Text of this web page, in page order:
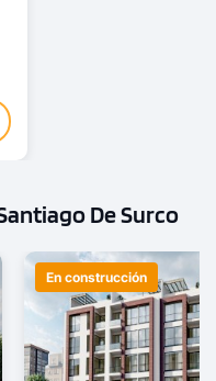
De Surco
En construcción